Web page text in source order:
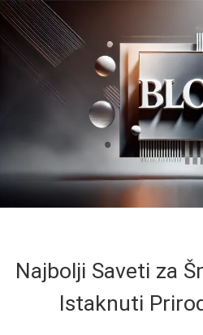
Najbolji Saveti za
Istaknuti